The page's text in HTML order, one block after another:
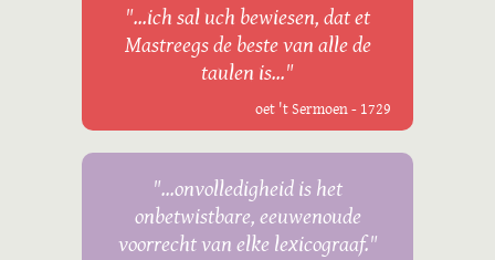
"...ich sal uch bewiesen, dat et
Mastreegs de beste van alle de
taulen is..."
oet 't Sermoen - 1729
"...onvolledigheid is het
onbetwistbare, eeuwenoude
voorrecht van elke lexicograaf."